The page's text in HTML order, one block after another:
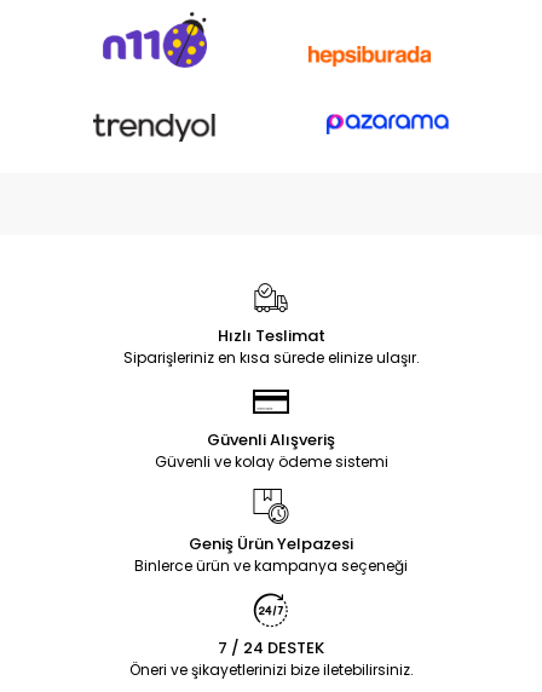
Hızlı Teslimat
Siparişleriniz en kısa sürede elinize ulaşır.
Güvenli Alışveriş
Güvenli ve kolay ödeme sistemi
Geniş Ürün Yelpazesi
Binlerce ürün ve kampanya seçeneği
7 / 24 DESTEK
Öneri ve şikayetlerinizi bize iletebilirsiniz.